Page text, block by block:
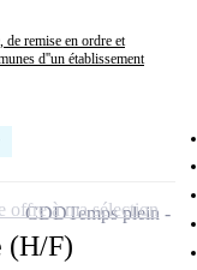
remise en ordre et
d''un établissement
(H/F)
CDDTemps plein
offre à ma sélection